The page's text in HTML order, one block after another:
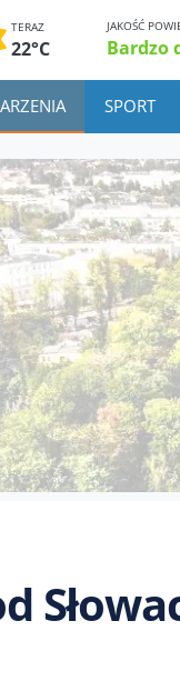
TERAZ
22°C
JAKOŚĆ
Bardzo
SPORT